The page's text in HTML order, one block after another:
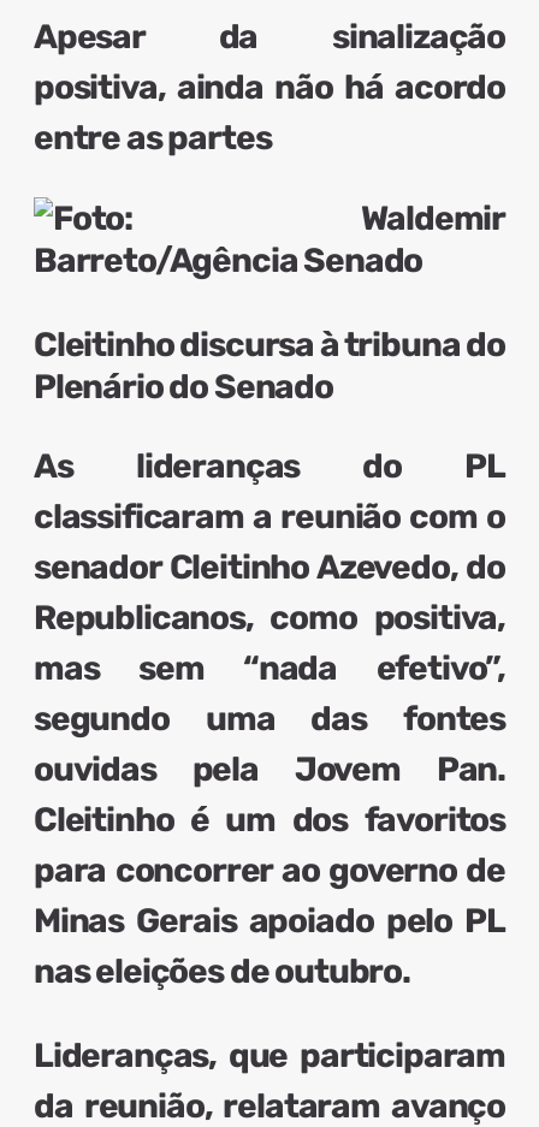
Apesar da sinalização
positiva, ainda não há acordo
entre as partes
Cleitinho discursa à tribuna do
Plenário do Senado
As lideranças do PL
classificaram a reunião com o
senador Cleitinho Azevedo, do
Republicanos, como positiva,
mas sem “nada efetivo”,
segundo uma das fontes
ouvidas pela Jovem Pan.
Cleitinho é um dos favoritos
para concorrer ao governo de
Minas Gerais apoiado pelo PL
nas eleições de outubro.
Lideranças, que participaram
da reunião, relataram avanço